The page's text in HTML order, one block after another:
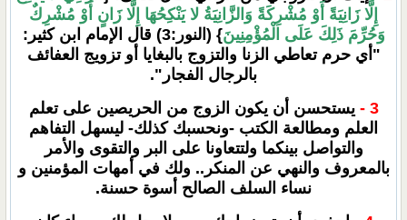
إِلَّا زَانِيَةً أَوْ مُشْرِكَةً وَالزَّانِيَةُ لا يَنْكِحُهَا إِلَّا زَانٍ أَوْ مُشْرِكٌ
وَحُرِّمَ ذَلِكَ عَلَى الْمُؤْمِنِينَ
} (النور:3) قال الإمام ابن كثير:
"أي حرم تعاطي الزنا والتزوج بالبغايا أو تزويج العفائف
بالرجال الفجار".
3 -
يستحسن أن يكون الزوج من الحريصين على تعلم
العلم ومطالعة الكتب -ونحسبك كذلك- ليسهل التفاهم
والتواصل بينكما ولتتعاونا على البر والتقوى والأمر
بالمعروف والنهي عن المنكر.. ولك في أمهات المؤمنين و
نساء السلف الصالح أسوة حسنة.